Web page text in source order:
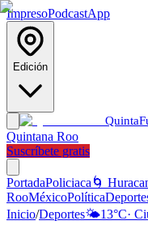
ImpresoPodcastApp
Edición
Quinta
Quintana Roo
Suscríbete gratis
PortadaPoliciaca 🌀
RooMéxicoPolítica
Inicio/Deportes🌤️13°C·